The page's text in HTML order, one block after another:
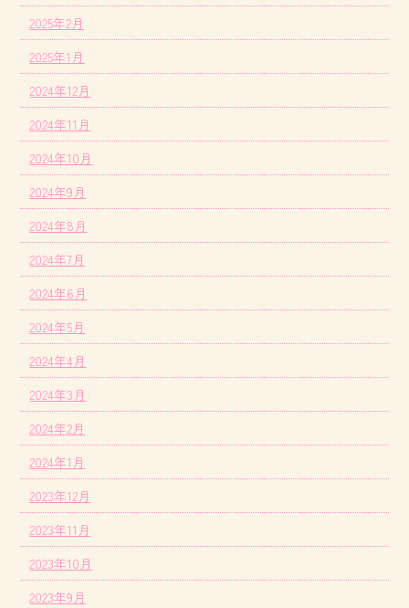
2025年2月
2025年1月
2024年12月
2024年11月
2024年10月
2024年9月
2024年8月
2024年7月
2024年6月
2024年5月
2024年4月
2024年3月
2024年2月
2024年1月
2023年12月
2023年11月
2023年10月
2023年9月